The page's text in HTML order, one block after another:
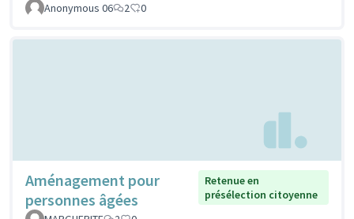
Anonymous 06
2 0
Aménagement pour
personnes âgées
Retenue en
présélection citoyenne